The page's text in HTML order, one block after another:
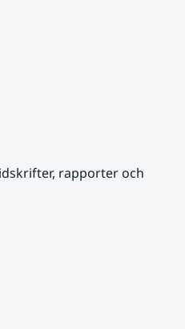
rapporter och